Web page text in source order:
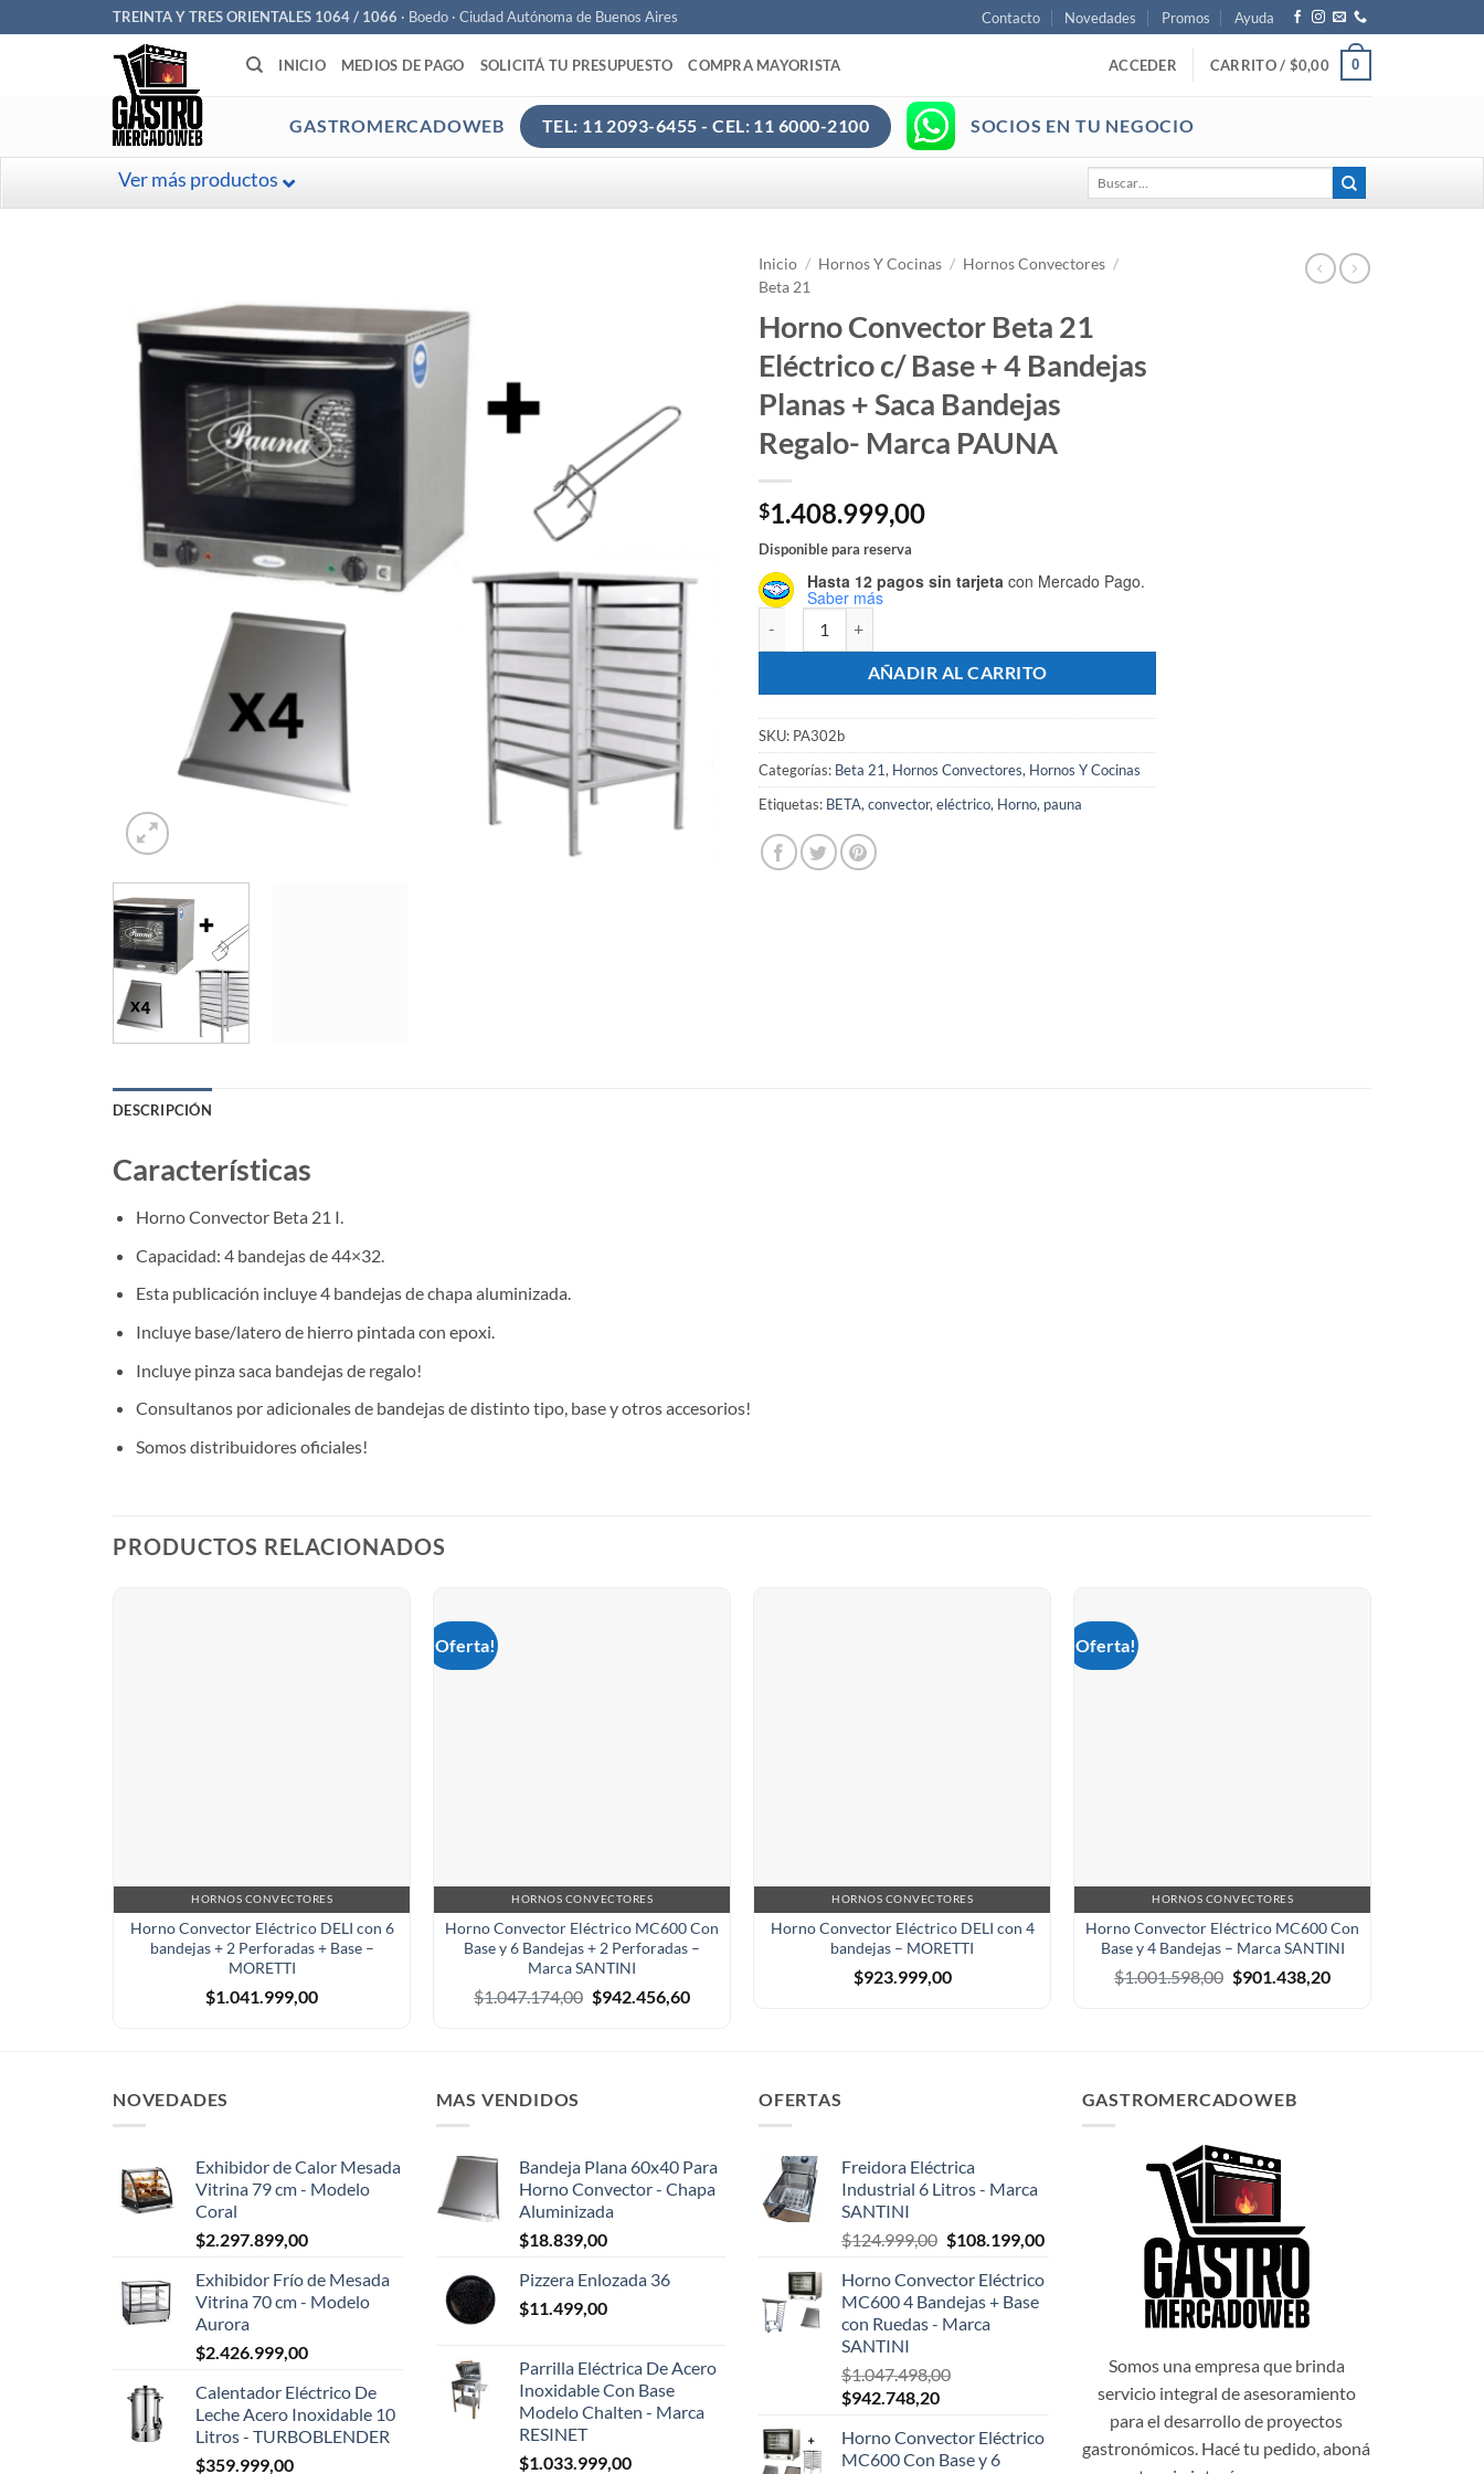
al
TREINTA Y TRES ORIENTALES 1064 / 1066 · Boedo · Ciudad Autónoma de Buenos Aires Contacto Novedades Promos Ayuda
INICIO MEDIOS DE PAGO SOLICITÁ TU PRESUPUESTO COMPRA MAYORISTA ACCEDER CARRITO / $0,00 0
GASTROMERCADOWEB TEL: 11 2093-6455 - CEL: 11 6000-2100 SOCIOS EN TU NEGOCIO
Ver más productos
por:
Inicio / Hornos Y Cocinas / Hornos Convectores /
Beta 21
Horno Convector Beta 21
Eléctrico c/ Base + 4 Bandejas
Planas + Saca Bandejas
Regalo- Marca PAUNA
$1.408.999,00
Disponible para reserva
Hasta 12 pagos sin tarjeta con Mercado Pago.
Saber más
AÑADIR AL CARRITO
SKU: PA302b
Categorías: Beta 21, Hornos Convectores, Hornos Y Cocinas
Etiquetas: BETA, convector, eléctrico, Horno, pauna
DESCRIPCIÓN
Características
Horno Convector Beta 21 I.
Capacidad: 4 bandejas de 44×32.
Esta publicación incluye 4 bandejas de chapa aluminizada.
Incluye base/latero de hierro pintada con epoxi.
Incluye pinza saca bandejas de regalo!
Consultanos por adicionales de bandejas de distinto tipo, base y otros accesorios!
Somos distribuidores oficiales!
PRODUCTOS RELACIONADOS
HORNOS CONVECTORES
Horno Convector Eléctrico DELI con 6
bandejas + 2 Perforadas + Base –
MORETTI
$1.041.999,00
¡Oferta!
HORNOS CONVECTORES
Horno Convector Eléctrico MC600 Con
Base y 6 Bandejas + 2 Perforadas –
Marca SANTINI
$1.047.174,00 El
precio
$942.456,60El
HORNOS CONVECTORES
Horno Convector Eléctrico DELI con 4
bandejas – MORETTI
$923.999,00
¡Oferta!
HORNOS CONVECTORES
Horno Convector Eléctrico MC600 Con
Base y 4 Bandejas – Marca SANTINI
$1.001.598,00 El
precio
$901.438,20El
NOVEDADES
Exhibidor de Calor Mesada
Vitrina 79 cm - Modelo
Coral
$2.297.899,00
Exhibidor Frío de Mesada
Vitrina 70 cm - Modelo
Aurora
$2.426.999,00
Calentador Eléctrico De
Leche Acero Inoxidable 10
Litros - TURBOBLENDER
$359.999,00
MAS VENDIDOS
Bandeja Plana 60x40 Para
Horno Convector - Chapa
Aluminizada
$18.839,00
Pizzera Enlozada 36
$11.499,00
Parrilla Eléctrica De Acero
Inoxidable Con Base
Modelo Chalten - Marca
RESINET
$1.033.999,00
OFERTAS
Freidora Eléctrica
Industrial 6 Litros - Marca
SANTINI
$124.999,00 El
original
era:
$124.999,00.
$108.199,00El
actual
Horno Convector Eléctrico
MC600 4 Bandejas + Base
con Ruedas - Marca
SANTINI
$1.047.498,00
El
original
era:
$942.748,20El
actual
es:
Horno Convector Eléctrico
MC600 Con Base y 6
GASTROMERCADOWEB
Somos una empresa que brinda
servicio integral de asesoramiento
para el desarrollo de proyectos
gastronómicos. Hacé tu pedido, aboná